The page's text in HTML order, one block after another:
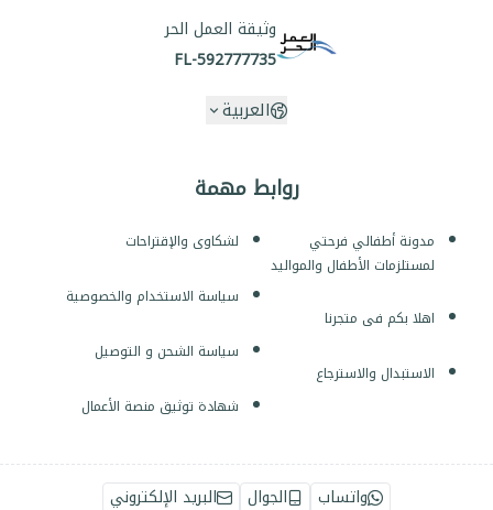
روابط مهمة
مدونة أطفالي فرحتي
لمستلزمات الأطفال والمواليد
اهلا بكم فى متجرنا
الاستبدال والاسترجاع
لشكاوى والإقتراحات
سياسة الاستخدام والخصوصية
سياسة الشحن و التوصيل
شهادة توثيق منصة الأعمال
وثيقة العمل الحر
FL-592777735
العربية
واتساب الجوال البريد الإلكتروني